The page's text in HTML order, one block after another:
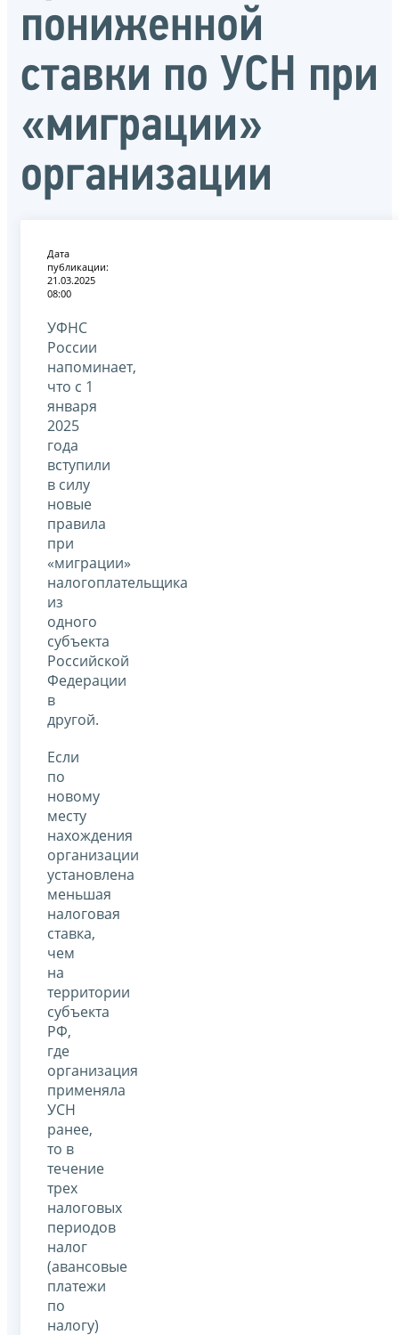
пониженной
ставки по УСН при
«миграции»
организации
Дата
публикации:
21.03.2025
08:00
УФНС
России
напоминает,
что с 1
января
2025
года
вступили
в силу
новые
правила
при
«миграции»
налогоплательщика
из
одного
субъекта
Российской
Федерации
в
другой.
Если
по
новому
месту
нахождения
организации
установлена
меньшая
налоговая
ставка,
чем
на
территории
субъекта
РФ,
где
организация
применяла
УСН
ранее,
то в
течение
трех
налоговых
периодов
налог
(авансовые
платежи
по
налогу)